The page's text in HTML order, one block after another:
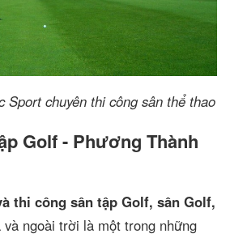
Sport chuyên thi công sân thể thao
Golf - Phương Thành
thi công sân tập Golf, sân Golf,
và ngoài trời là một trong những